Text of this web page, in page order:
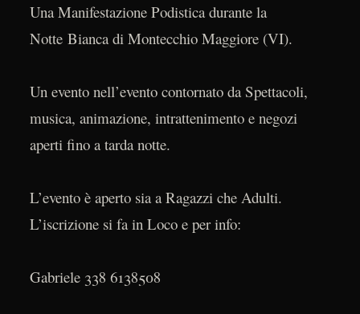
Una Manifestazione Podistica durante la
Notte Bianca di Montecchio Maggiore (VI).
Un evento nell’evento contornato da Spettacoli,
musica, animazione, intrattenimento e negozi
aperti fino a tarda notte.
L’evento è aperto sia a Ragazzi che Adulti.
L’iscrizione si fa in Loco e per info:
Gabriele 338 6138508